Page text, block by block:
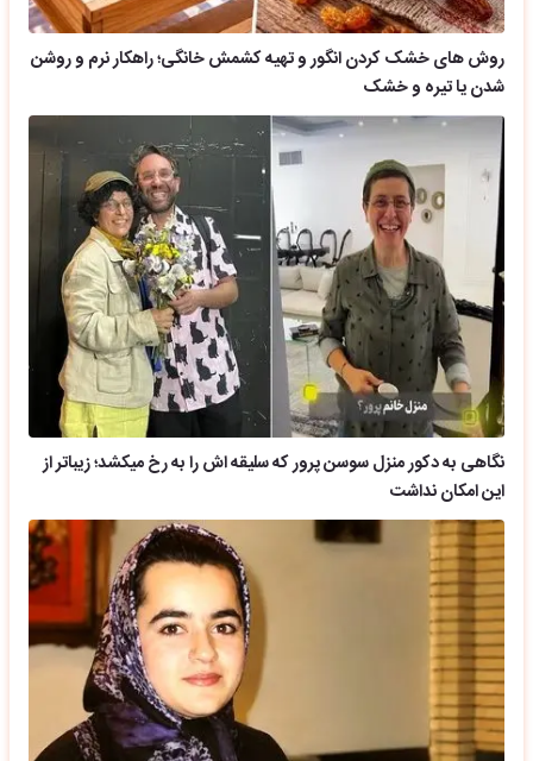
روش های خشک کردن انگور و تهیه کشمش خانگی؛ راهکار نرم و روشن
شدن یا تیره و خشک
نگاهی به دکور منزل سوسن پرور که سلیقه اش را به رخ میکشد؛ زیباتر از
این امکان نداشت